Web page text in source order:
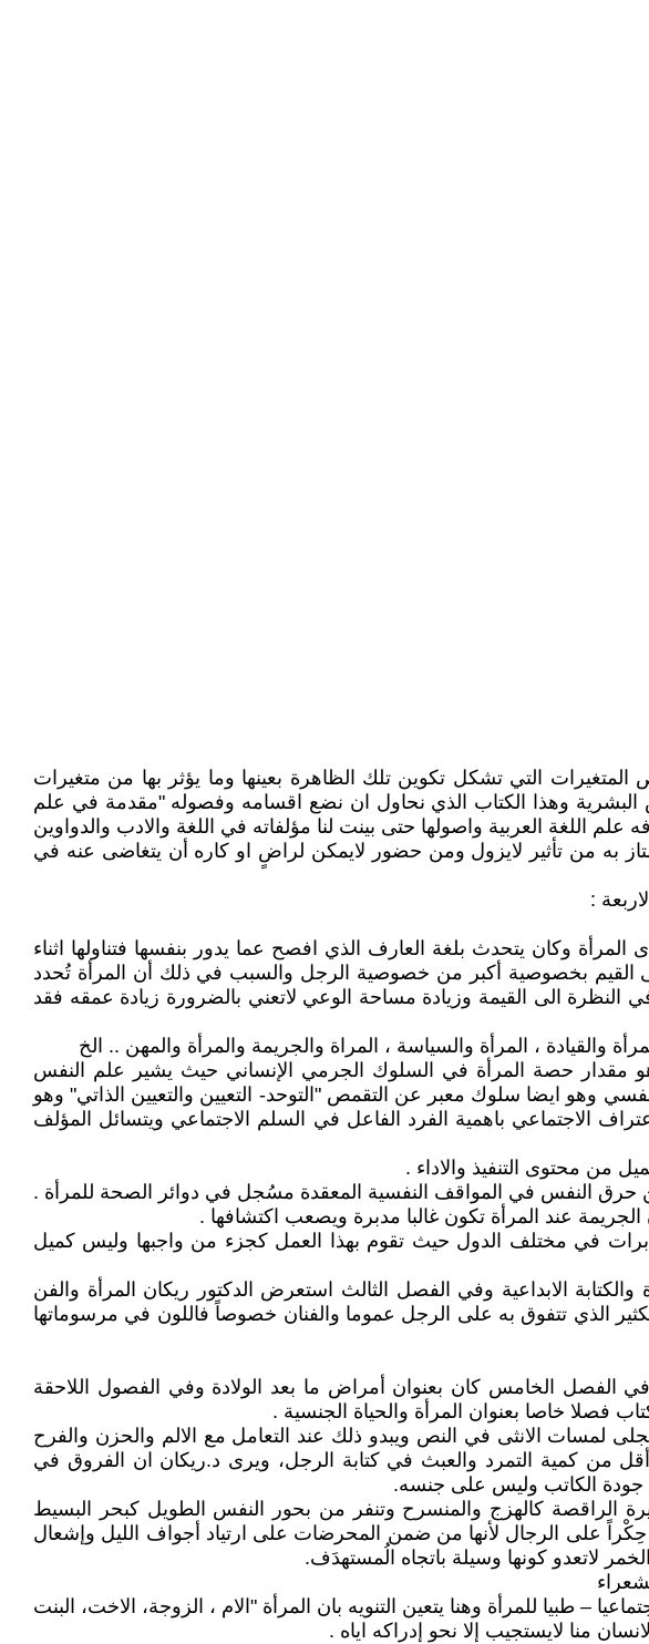
التي تشكل تكوين تلك الظاهرة بعينها وما يؤثر بها من متغيرات
البشرية وهذا الكتاب الذي نحاول ان نضع اقسامه وفصوله "مقدمة في علم
اللغة العربية واصولها حتى بينت لنا مؤلفاته في اللغة والادب والدواوين
به من تأثير لايزول ومن حضور لايمكن لراضٍ او كاره أن يتغاضى عنه في
:
وكان يتحدث بلغة العارف الذي افصح عما يدور بنفسها فتناولها اثناء
القيم بخصوصية أكبر من خصوصية الرجل والسبب في ذلك أن المرأة تُحدد
الى القيمة وزيادة مساحة الوعي لاتعني بالضرورة زيادة عمقه فقد
والقيادة ، المرأة والسياسة ، المراة والجريمة والمرأة والمهن .. الخ
مقدار حصة المرأة في السلوك الجرمي الإنساني حيث يشير علم النفس
ايضا سلوك معبر عن التقمص "التوحد- التعيين والتعيين الذاتي" وهو
الاجتماعي باهمية الفرد الفاعل في السلم الاجتماعي ويتسائل المؤلف
من محتوى التنفيذ والاداء .
حرق النفس في المواقف النفسية المعقدة مسُجل في دوائر الصحة للمرأة .
عند المرأة تكون غالبا مدبرة ويصعب اكتشافها .
في مختلف الدول حيث تقوم بهذا العمل كجزء من واجبها وليس كميل
والكتابة الابداعية وفي الفصل الثالث استعرض الدكتور ريكان المرأة والفن
الذي تتفوق به على الرجل عموما والفنان خصوصاً فاللون في مرسوماتها
الفصل الخامس كان بعنوان أمراض ما بعد الولادة وفي الفصول اللاحقة
خاصا بعنوان المرأة والحياة الجنسية .
لمسات الانثى في النص ويبدو ذلك عند التعامل مع الالم والحزن والفرح
من كمية التمرد والعبث في كتابة الرجل، ويرى د.ريكان ان الفروق في
جودة الكاتب وليس على جنسه.
الراقصة كالهزج والمنسرح وتنفر من بحور النفس الطويل كبحر البسيط
حِكْراً على الرجال لأنها من ضمن المحرضات على ارتياد أجواف الليل وإشعال
لاتعدو كونها وسيلة باتجاه الُمستهدَف.
طبيا للمرأة وهنا يتعين التنويه بان المرأة "الام ، الزوجة، الاخت، البنت
منا لايستجيب إلا نحو إدراكه اياه .